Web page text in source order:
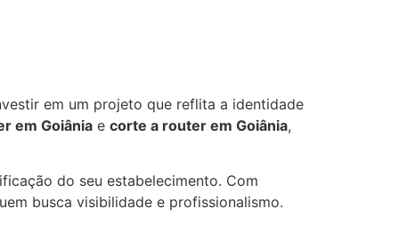
em um projeto que reflita a identidade
em Goiânia e corte a router em Goiânia,
do seu estabelecimento. Com
busca visibilidade e profissionalismo.